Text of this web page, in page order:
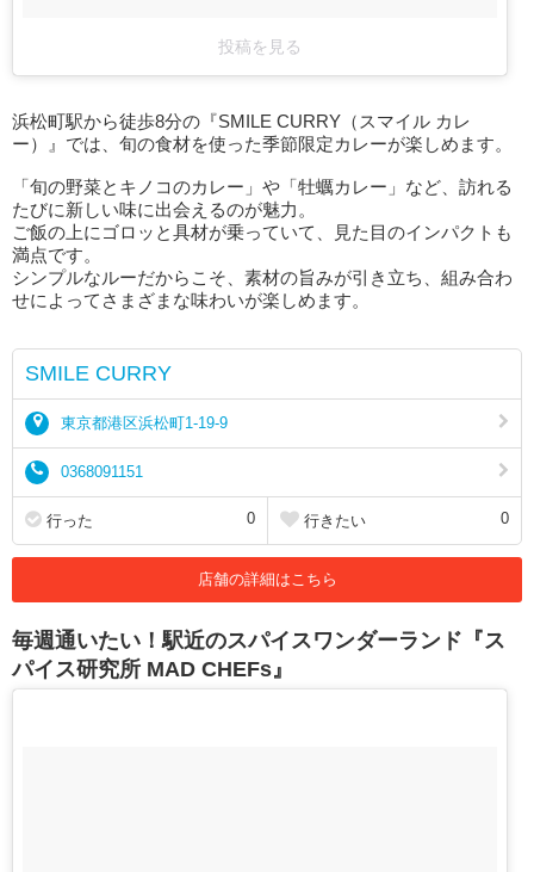
投稿を見る
浜松町駅から徒歩8分の『SMILE CURRY（スマイル カレ
ー）』では、旬の食材を使った季節限定カレーが楽しめます。
「旬の野菜とキノコのカレー」や「牡蠣カレー」など、訪れる
たびに新しい味に出会えるのが魅力。
ご飯の上にゴロッと具材が乗っていて、見た目のインパクトも
満点です。
シンプルなルーだからこそ、素材の旨みが引き立ち、組み合わ
せによってさまざまな味わいが楽しめます。
SMILE CURRY
東京都港区浜松町1-19-9
0368091151
行った 0 行きたい 0
店舗の詳細はこちら
毎週通いたい！駅近のスパイスワンダーランド『ス
パイス研究所 MAD CHEFs』